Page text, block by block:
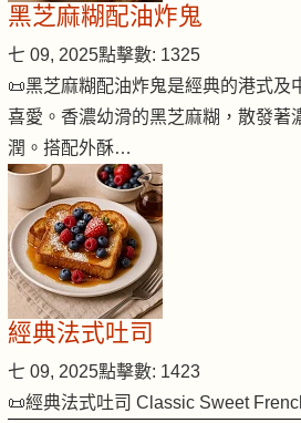
黑芝麻糊配油炸鬼
七 09, 2025點擊數: 1325
📜黑芝麻糊配油炸鬼是經典的港式及
喜愛。香濃幼滑的黑芝麻糊，散發著
潤。搭配外酥…
經典法式吐司
七 09, 2025點擊數: 1423
📜經典法式吐司 Classic Sweet